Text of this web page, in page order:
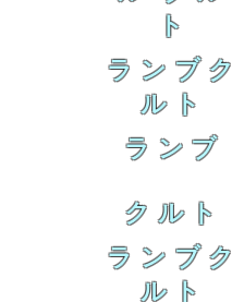
ト
ランブク
ルト
ランブ
クルト
ランブク
ルト